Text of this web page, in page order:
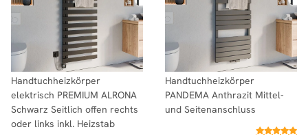
Handtuchheizkörper
elektrisch PREMIUM ALRONA
Schwarz Seitlich offen rechts
oder links inkl. Heizstab
Handtuchheizkörper
PANDEMA Anthrazit Mittel-
und Seitenanschluss